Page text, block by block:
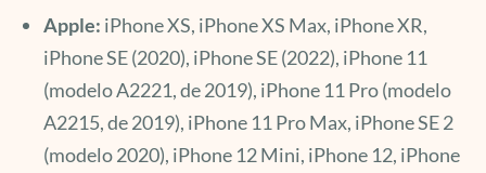
Apple: iPhone XS, iPhone XS Max, iPhone XR,
iPhone SE (2020), iPhone SE (2022), iPhone 11
(modelo A2221, de 2019), iPhone 11 Pro (modelo
A2215, de 2019), iPhone 11 Pro Max, iPhone SE 2
(modelo 2020), iPhone 12 Mini, iPhone 12, iPhone